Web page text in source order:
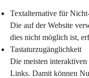
Textalternative für
Die auf der Website
dies nicht möglich ist,
Tastaturzugänglichkeit
Die meisten
Links. Damit können